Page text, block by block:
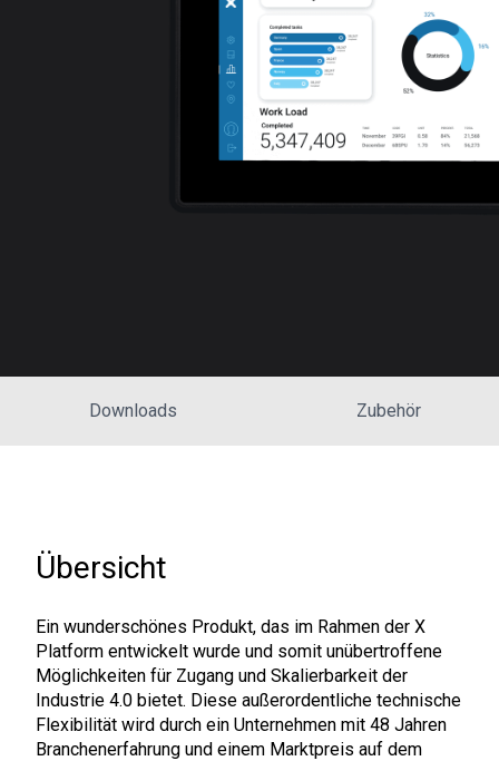
Downloads Zubehör
Übersicht
Ein wunderschönes Produkt, das im Rahmen der X
Platform entwickelt wurde und somit unübertroffene
Möglichkeiten für Zugang und Skalierbarkeit der
Industrie 4.0 bietet. Diese außerordentliche technische
Flexibilität wird durch ein Unternehmen mit 48 Jahren
Branchenerfahrung und einem Marktpreis auf dem